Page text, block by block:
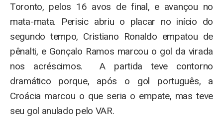
Toronto, pelos 16 avos de final, e avançou no
mata-mata. Perisic abriu o placar no início do
segundo tempo, Cristiano Ronaldo empatou de
pênalti, e Gonçalo Ramos marcou o gol da virada
nos acréscimos. A partida teve contorno
dramático porque, após o gol português, a
Croácia marcou o que seria o empate, mas teve
seu gol anulado pelo VAR.